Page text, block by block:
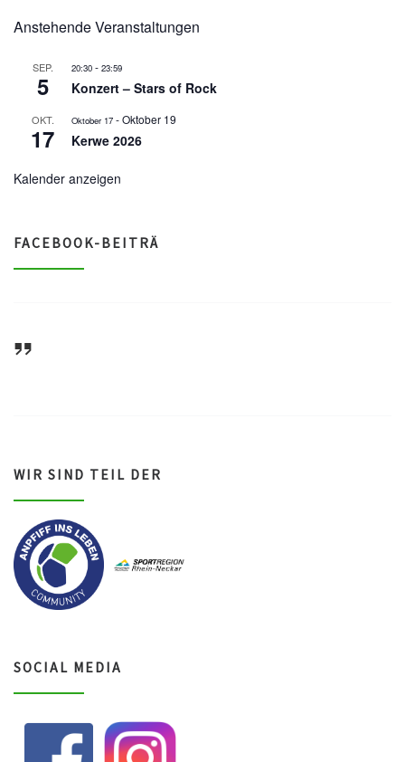
Anstehende Veranstaltungen
SEP.
5
20:30 - 23:59
Konzert – Stars of Rock
OKT.
17
Oktober 17 -Oktober 19
Kerwe 2026
Kalender anzeigen
FACEBOOK-BEITRÄ
WIR SIND TEIL DER
SOCIAL MEDIA